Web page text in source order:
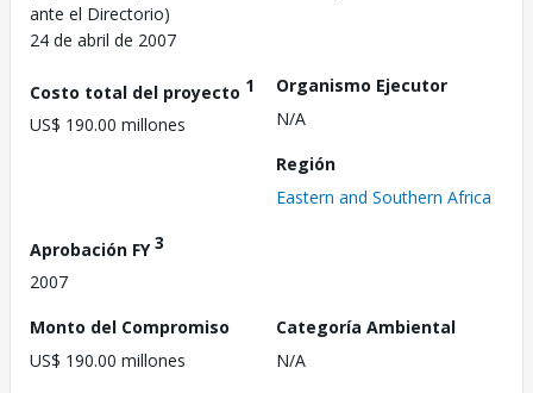
ante el Directorio)
24 de abril de 2007
Costo total del proyecto 1
US$ 190.00 millones
Organismo Ejecutor
N/A
Región
Eastern and Southern Africa
Aprobación FY3
2007
Monto del Compromiso
US$ 190.00 millones
Categoría Ambiental
N/A